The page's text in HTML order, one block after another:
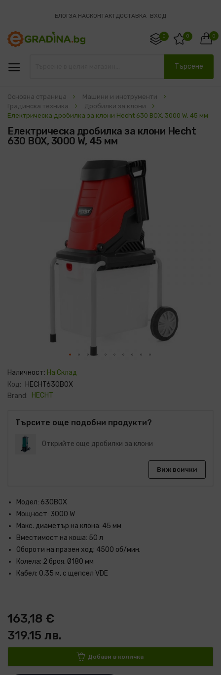
БЛОГЗА НАСКОНТАКТДОСТАВКА ВХОД
0
0 0
Търсене
Основна страница
Машини и инструменти
Градинска техника
Дробилки за клони
Електрическа дробилка за клони Hecht 630 BOX, 3000 W, 45 мм
Електрическа дробилка за клони Hecht
630 BOX, 3000 W, 45 мм
към
на
галерия
със
Наличност: На Склад
Код:
HECHT630BOX
Brand:
HECHT
Търсите още подобни продукти?
Открийте още дробилки за клони
Виж всички
Модел: 630BOX
Мощност: 3000 W
Макс. диаметър на клона: 45 мм
Вместимост на коша: 50 л
Обороти на празен ход: 4500 об/мин.
Колела: 2 броя, Ø180 мм
Кабел: 0,35 м, с щепсел VDE
163,18 €
319.15 лв.
Добави в количка